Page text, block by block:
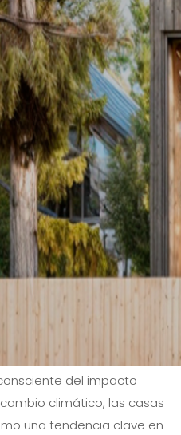
del impacto
climático, las casas
una tendencia clave en